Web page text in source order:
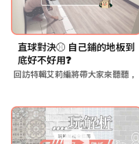
直球對決⚾ 自己鋪的地板到
底好不好用❓